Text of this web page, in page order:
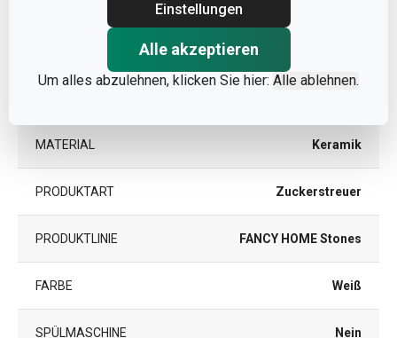
Einstellungen
Alle akzeptieren
Um alles abzulehnen, klicken Sie hier: Alle ablehnen.
Andere Parameter
MATERIAL Keramik
PRODUKTART Zuckerstreuer
PRODUKTLINIE FANCY HOME Stones
FARBE Weiß
SPÜLMASCHINE Nein